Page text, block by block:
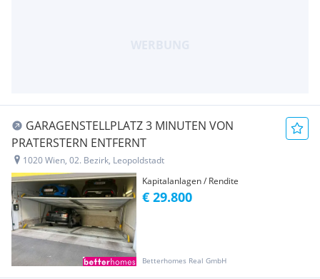
GARAGENSTELLPLATZ 3 MINUTEN VON
PRATERSTERN ENTFERNT
1020 Wien, 02. Bezirk, Leopoldstadt
Kapitalanlagen / Rendite
Betterhomes Real GmbH
€ 29.800